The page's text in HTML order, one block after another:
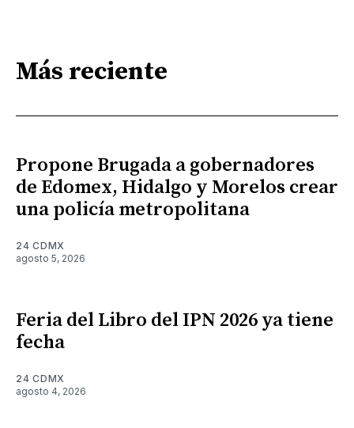
Más reciente
Propone Brugada a gobernadores
de Edomex, Hidalgo y Morelos crear
una policía metropolitana
24 CDMX
agosto 5, 2026
Feria del Libro del IPN 2026 ya tiene
fecha
24 CDMX
agosto 4, 2026